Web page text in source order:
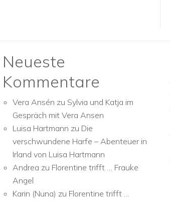
Neueste
Kommentare
Vera Ansén zu Sylvia und Katja im
Gespräch mit Vera Ansen
Luisa Hartmann zu Die
verschwundene Harfe – Abenteuer in
Irland von Luisa Hartmann
Andrea zu Florentine trifft … Frauke
Angel
Karin (Nuna) zu Florentine trifft …